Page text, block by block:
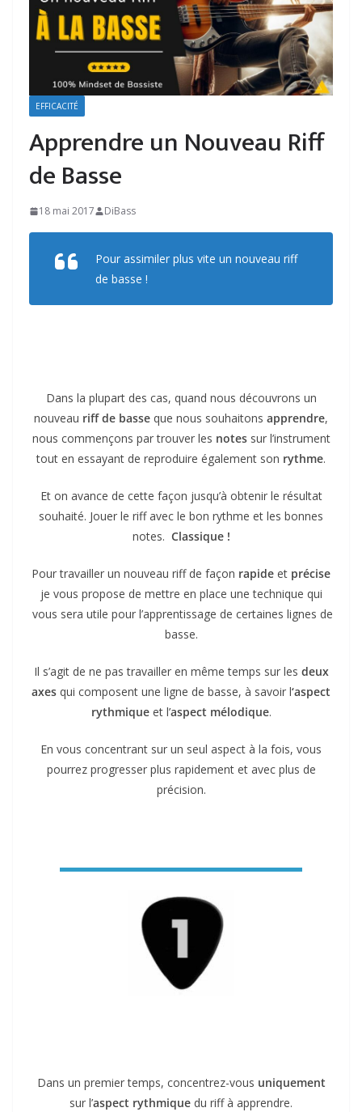
EFFICACITÉ
Apprendre un Nouveau Riff
de Basse
18 mai 2017 DiBass
Pour assimiler plus vite un nouveau riff
de basse !
Dans la plupart des cas, quand nous découvrons un
nouveau riff de basse que nous souhaitons apprendre,
nous commençons par trouver les notessur l’instrument
tout en essayant de reproduire également son rythme.
Et on avance de cette façon jusqu’à obtenir le résultat
souhaité. Jouer le riff avec le bon rythme et les bonnes
notes. Classique !
Pour travailler un nouveau riff de façon rapide et précise
je vous propose de mettre en place une technique qui
vous sera utile pour l’apprentissage de certaines lignes de
basse.
Il s’agit de ne pas travailler en même temps sur les deux
axes qui composent une ligne de basse, à savoir l‘aspect
rythmiqueet l’aspect mélodique.
En vous concentrant sur un seul aspect à la fois, vous
pourrez progresser plus rapidement et avec plus de
précision.
Dans un premier temps, concentrez-vous uniquement
sur l’aspect rythmique du riff à apprendre.